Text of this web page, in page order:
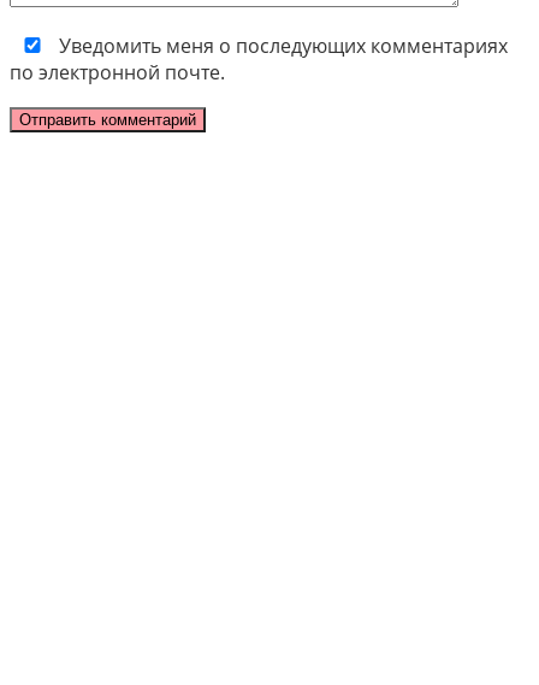
Уведомить меня о последующих комментариях
по электронной почте.